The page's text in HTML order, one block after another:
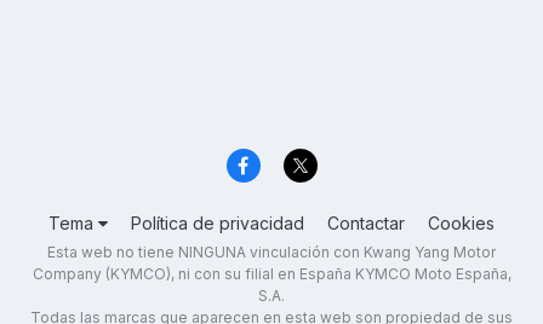
Tema Política de privacidad Contactar Cookies
Esta web no tiene NINGUNA vinculación con Kwang Yang Motor
Company (KYMCO), ni con su filial en España KYMCO Moto España,
S.A.
Todas las marcas que aparecen en esta web son propiedad de sus